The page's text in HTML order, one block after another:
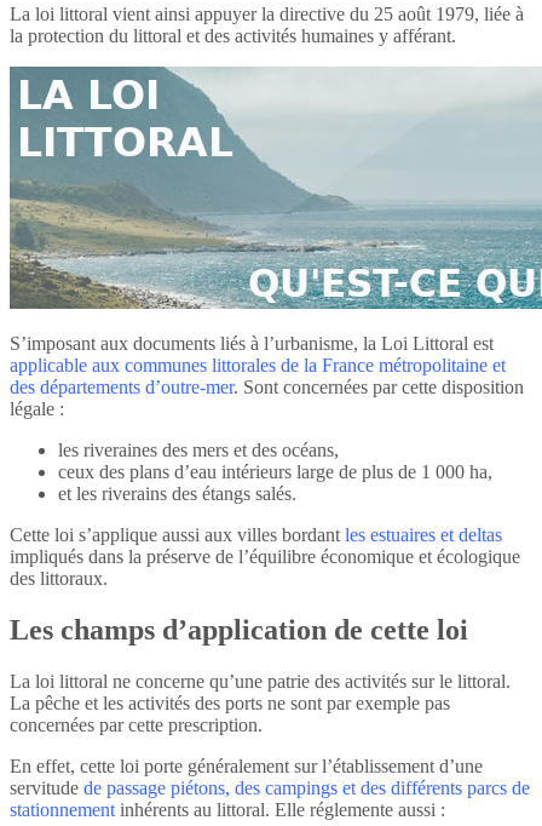
La loi littoral vient ainsi appuyer la directive du 25 août 1979, liée à
la protection du littoral et des activités humaines y afférant.
S’imposant aux documents liés à l’urbanisme, la Loi Littoral est
applicable aux communes littorales de la France métropolitaine et
des départements d’outre-mer. Sont concernées par cette disposition
légale :
les riveraines des mers et des océans,
ceux des plans d’eau intérieurs large de plus de 1 000 ha,
et les riverains des étangs salés.
Cette loi s’applique aussi aux villes bordant les estuaires et deltas
impliqués dans la préserve de l’équilibre économique et écologique
des littoraux.
Les champs d’application de cette loi
La loi littoral ne concerne qu’une patrie des activités sur le littoral.
La pêche et les activités des ports ne sont par exemple pas
concernées par cette prescription.
En effet, cette loi porte généralement sur l’établissement d’une
servitude de passage piétons, des campings et des différents parcs de
stationnement inhérents au littoral. Elle réglemente aussi :